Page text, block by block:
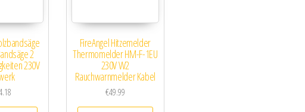
2
230V
FireAngel Hitzemelder
Thermomelder HM-F-1EU
230V W2
Rauchwarnmelder Kabel
€49.99